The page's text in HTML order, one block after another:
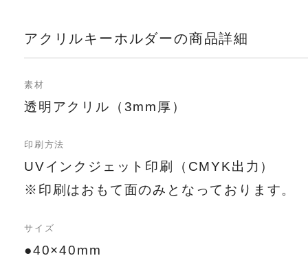
アクリルキーホルダーの商品詳細
素材
透明アクリル（3mm厚）
印刷方法
UVインクジェット印刷（CMYK出力）
※印刷はおもて面のみとなっております。
サイズ
●40×40mm